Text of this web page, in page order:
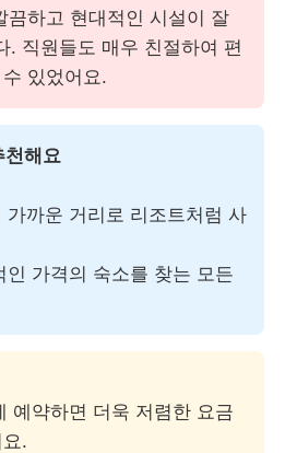
끔하고 현대적인 시설이 잘
. 직원들도 매우 친절하여 편
있었어요.
해요
가까운 거리로 리조트처럼 사
인 가격의 숙소를 찾는 모든
예약하면 더욱 저렴한 요금
.